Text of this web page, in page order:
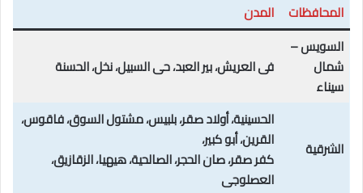
المحافظات
المدن
السويس –
شمال
سيناء
فى العريش، بير العبد، حى السبيل، نخل، الحسنة
الشرقية
الحسينية، أولاد صقر، بلبيس، مشتول السوق، فاقوس،
القرين، أبو كبير،
كفر صقر، صان الحجر، الصالحية، هيهيا، الزقازيق،
العصلوجی